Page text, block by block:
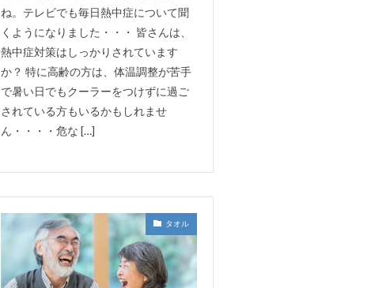
ね。テレビでも毎日熱中症について聞
くようになりました・・・ 皆さんは、
熱中症対策はしっかりされています
か？ 特に高齢の方は、体温調整が苦手
で暑い日でもクーラーをつけずに過ご
されている方もいるかもしれませ
ん・・・・危な […]
タオル